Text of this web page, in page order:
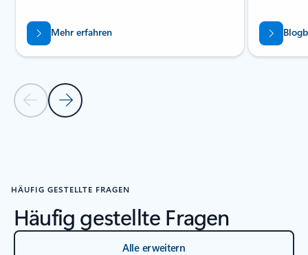
Vorherige FolieNächste Folie
Mehr erfahren
HÄUFIG GESTELLTE FRAGEN
Häufig gestellte Fragen
Alle erweitern